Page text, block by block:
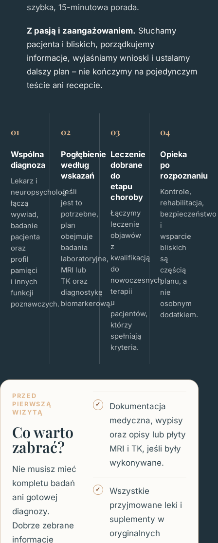
szybka, 15-minutowa porada.
Z pasją i zaangażowaniem. Słuchamy
pacjenta i bliskich, porządkujemy
informacje, wyjaśniamy wnioski i ustalamy
dalszy plan – nie kończymy na pojedynczym
teście ani recepcie.
01
Wspólna
diagnoza
Lekarz i
neuropsycholog
łączą
wywiad,
badanie
pacjenta
oraz
profil
pamięci
i innych
funkcji
poznawczych.
02
Pogłębienie
według
wskazań
Jeśli
jest to
potrzebne,
plan
obejmuje
badania
laboratoryjne,
MRI lub
TK oraz
diagnostykę
biomarkerową.
03
Leczenie
dobrane
do
etapu
choroby
Łączymy
leczenie
objawów
z
kwalifikacją
do
nowoczesnych
terapii
u
pacjentów,
którzy
spełniają
kryteria.
04
Opieka
po
rozpoznaniu
Kontrole,
rehabilitacja,
bezpieczeństwo
i
wsparcie
bliskich
są
częścią
planu, a
nie
osobnym
dodatkiem.
PRZED
PIERWSZĄ
WIZYTĄ
Co warto
zabrać?
Nie musisz mieć
kompletu badań
ani gotowej
diagnozy.
Dobrze zebrane
informacje
Dokumentacja
medyczna, wypisy
oraz opisy lub płyty
MRI i TK, jeśli były
wykonywane.
Wszystkie
przyjmowane leki i
suplementy w
oryginalnych